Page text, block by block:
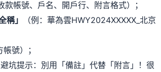
帳號、戶名、開戶行、附言格式）；
稱」
（例：華為雲HWY2024XXXXX_北京
號）；
坑提示：別用「備註」代替「附言」！很